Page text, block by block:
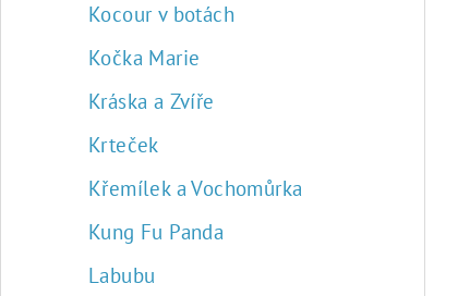
Kocour v botách
Kočka Marie
Kráska a Zvíře
Krteček
Křemílek a Vochomůrka
Kung Fu Panda
Labubu